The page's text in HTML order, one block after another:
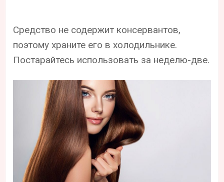
Средство не содержит консервантов,
поэтому храните его в холодильнике.
Постарайтесь использовать за неделю-две.